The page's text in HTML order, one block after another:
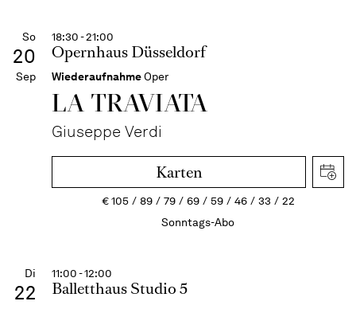
So
20
Sep
18:30 - 21:00
Opernhaus Düsseldorf
WiederaufnahmeOper
LA TRAVI­ATA
Giuseppe Verdi
Karten
€105 89 79 69 59 46 33
22
Sonntags-Abo
Di
22
11:00 - 12:00
Balletthaus Studio 5